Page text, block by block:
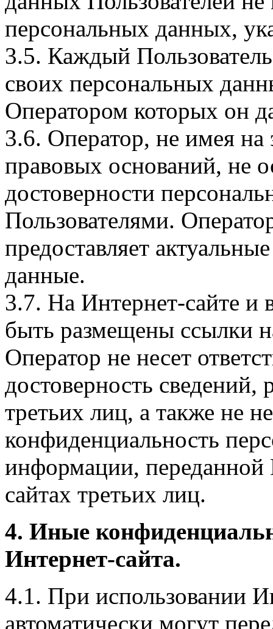
персональных данных,
3.5. Каждый
своих персональных
Оператором которых он
3.6. Оператор, не имея
правовых оснований, не
достоверности
Пользователями.
предоставляет
данные.
3.7. На Интернет-сайте
быть размещены ссылки
Оператор не несет
достоверность
третьих лиц, а также не
конфиденциальность
информации, переданной
сайтах третьих лиц.
4. Иные
Интернет-сайта.
4.1. При использовании
автоматически могут